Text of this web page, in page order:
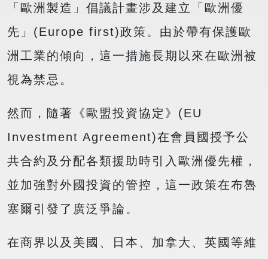
「歐洲製造」倡議計畫涉及建立「歐洲優
先」(Europe first)政策。由於帶有保護歐
洲工業的傾向，這一措施長期以來在歐洲被
視為禁忌。
然而，隨著《歐盟投資協定》(EU
Investment Agreement)在會員國授予公
共合約及分配各類援助時引入歐洲優先權，
並加強對外國投資的管控，這一政策在布魯
塞爾引發了廣泛爭論。
在商界以及美國、日本、加拿大、英國等維